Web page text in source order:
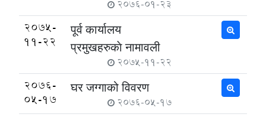
2076-01-23
2075-
11-22
पूर्व कार्यालय
प्रमुखहरुकाे नामावली
2075-11-22
2076-
05-17
घर जग्गाको विवरण
2076-05-17